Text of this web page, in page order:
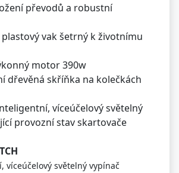
převodů a robustní
vak šetrný k životnímu
motor 390w
dřevěná skříňka na kolečkách
víceúčelový světelný
provozní stav skartovače
víceúčelový světelný vypínač